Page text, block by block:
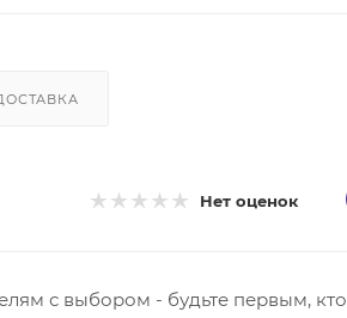
Нет оценок
с выбором - будьте первым, кто